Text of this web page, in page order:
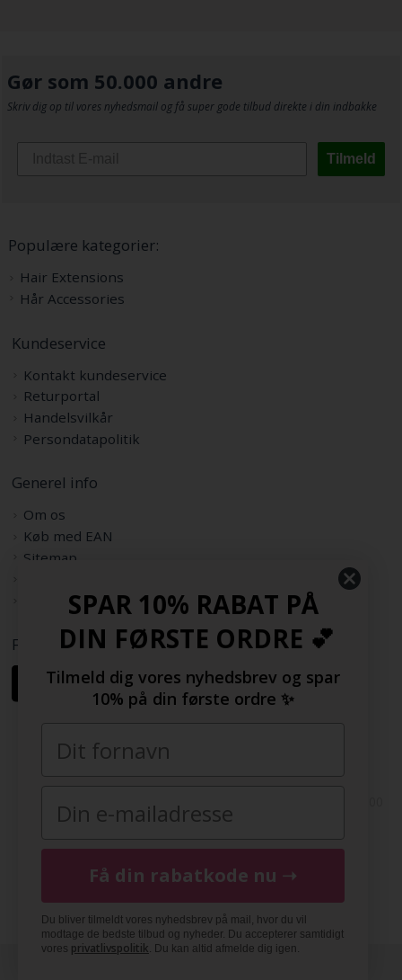
Gør som 50.000 andre
Skriv dig op til vores nyhedsmail og få super gode tilbud direkte i din indbakke
Tilmeld
Populære kategorier:
Hair Extensions
Hår Accessories
Kundeservice
Kontakt kundeservice
Returportal
Handelsvilkår
Persondatapolitik
Generel info
Om os
Køb med EAN
Sitemap
Samarbejdspartnere
Følg os her
Kolding, Danmark | Tlf(+45) 20154560 | CVR: 33377002 |
|NO |FI |NL |BE |DE|FR| ES|
SPAR 10% RABAT PÅ
DIN FØRSTE ORDRE 💕
Tilmeld dig vores nyhedsbrev og spar
10% på din første ordre ✨
Få din rabatkode nu ➝
Du bliver tilmeldt vores nyhedsbrev på mail, hvor du vil
modtage de bedste tilbud og nyheder. Du accepterer samtidigt
vores privatlivspolitik. Du kan altid afmelde dig igen.